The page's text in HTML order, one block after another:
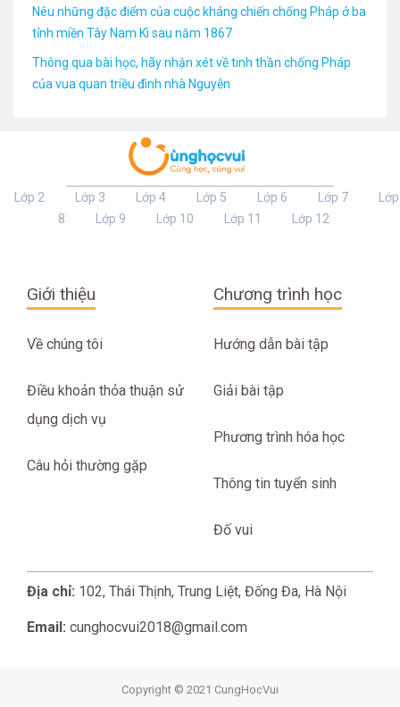
Nêu những đặc điểm của cuộc kháng chiến chống Pháp ở ba
tỉnh miền Tây Nam Kì sau năm 1867
Thông qua bài học, hãy nhận xét về tinh thần chống Pháp
của vua quan triều đình nhà Nguyễn
Lớp 2 Lớp 3 Lớp 4 Lớp 5 Lớp 6 Lớp 7
Lớp
8
Lớp 9 Lớp 10 Lớp 11 Lớp 12
Giới thiệu
Về chúng tôi
Điều khoản thỏa thuận sử
dụng dịch vụ
Câu hỏi thường gặp
Chương trình học
Hướng dẫn bài tập
Giải bài tập
Phương trình hóa học
Thông tin tuyển sinh
Đố vui
Địa chỉ: 102, Thái Thịnh, Trung Liệt, Đống Đa, Hà Nội
Email: cunghocvui2018@gmail.com
Copyright © 2021 CungHocVui